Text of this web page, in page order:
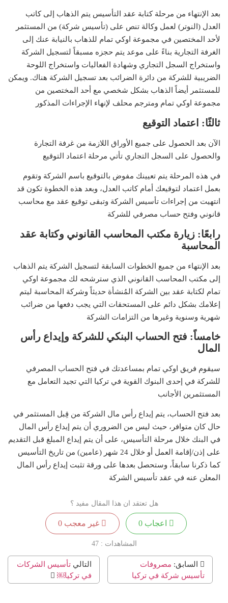
بعد الإنتهاء من مرحلة كتابة عقد التأسيس يتم الذهاب إلى كاتب
العدل (النوتر) لعمل وكالة تنص على (تأسيس شركة) من المستثمر
لأحد المختصين في مجموعة اوكي تمام للذهاب بالنيابة عنك إلى
الغرفة التجارية بناءً على موعد يتم حجزه مسبقاً لتسجيل الشركة
واستخراج السجل التجاري وشهادة الفعاليات واستخراج اللوحة
الضريبية للشركة من دائرة الضرائب بعد تسجيل الشركة هناك. ويمكن
للمستثمر أيضاً الذهاب بشكل شخصي مع أحد المختصين من
مجموعة اوكي تمام ومترجم محلف لإنهاء الإجراءات المذكور
ثالثًا: اعتماد التوقيع
الآن بعد الحصول على جميع الأوراق اللازمة من غرفة التجارة
والحصول على السجل التجاري تأتي مرحلة اعتماد التوقيع
في هذه المرحلة يتم تعيينك مفوض بالتوقيع باسم الشركة وتقوم
بعمل اعتماد لتوقيعك أمام كاتب العدل، وبعد هذه الخطوة تكون قد
انتهيت من إجراءات تأسيس الشركة وتبقى توقيع عقد مع محاسب
قانوني وفتح حساب مصرفي للشركة
رابعًا: زيارة مكتب المحاسب القانوني وكتابة عقد
المحاسبة
بعد الإنتهاء من جميع الخطوات السابقة لتسجيل الشركة يتم الذهاب
إلى مكتب المحاسب القانوني الذي سترشحه لك مجموعة اوكي
تمام لكتابة عقد بين الشركة المُنشأة حديثاً وشركة المحاسبة ليتم
إعلامك بشكل دائم على المستحقات التي يجب دفعها من ضرائب
شهرية وسنوية وغيرها من التزامات الشركة
خامساً: فتح الحساب البنكي للشركة وإيداع رأس
المال
سيقوم فريق اوكي تمام بمساعدتك في فتح الحساب المصرفي
للشركة في إحدى البنوك القوية في تركيا التي تجيد التعامل مع
المستثمرين الأجانب
بعد فتح الحساب، يتم إيداع رأس مال الشركة من قِبل المستثمر في
حال كان متوافر، حيث ليس من الضروري أن يتم إيداع رأس المال
في البنك خلال مرحلة التأسيس، على أن يتم إيداع المبلغ قبل التقديم
على إذن/إقامة العمل أو خلال 24 شهر (عامين) من تاريخ التأسيس
كما ذكرنا سابقاً، وستحصل بعدها على ورقة تثبت إيداع رأس المال
المعلن عنه في عقد تأسيس الشركة
هل تعتقد ان هذا المقال مفيد ؟
اعجاب0 غير معجب 0
المشاهدات : 47
السابق: مصروفات
تأسيس شركة في تركيا
التاليتأسيس الشركات
في تركيا￼